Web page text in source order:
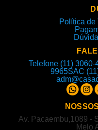
Política de
Telefone (11) 3060-
9965SAC
Av. Pacaembu,1089 -
Melo